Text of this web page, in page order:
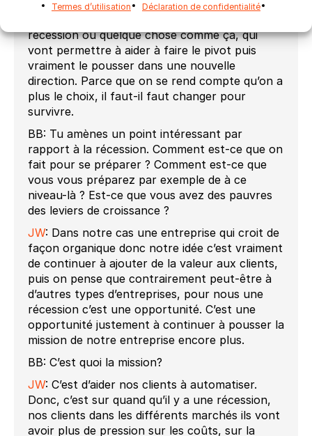
Termes d’utilisation Déclaration de confidentialité
industrie qui est plus conservateur, il y a aussi
récession ou quelque chose comme ça, qui
vont permettre à aider à faire le pivot puis
vraiment le pousser dans une nouvelle
direction. Parce que on se rend compte qu’on a
plus le choix, il faut-il faut changer pour
survivre.
BB: Tu amènes un point intéressant par
rapport à la récession. Comment est-ce que on
fait pour se préparer ? Comment est-ce que
vous vous préparez par exemple de à ce
niveau-là ? Est-ce que vous avez des pauvres
des leviers de croissance ?
JW: Dans notre cas une entreprise qui croit de
façon organique donc notre idée c’est vraiment
de continuer à ajouter de la valeur aux clients,
puis on pense que contrairement peut-être à
d’autres types d’entreprises, pour nous une
récession c’est une opportunité. C’est une
opportunité justement à continuer à pousser la
mission de notre entreprise encore plus.
BB: C’est quoi la mission?
JW: C’est d’aider nos clients à automatiser.
Donc, c’est sur quand qu’il y a une récession,
nos clients dans les différents marchés ils vont
avoir plus de pression sur les coûts, sur la